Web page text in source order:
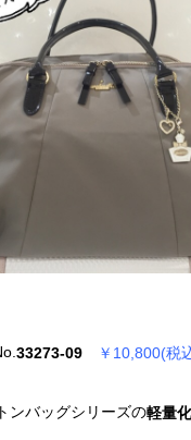
33273-09 ￥10,800(税
ンバッグシリーズの軽量化